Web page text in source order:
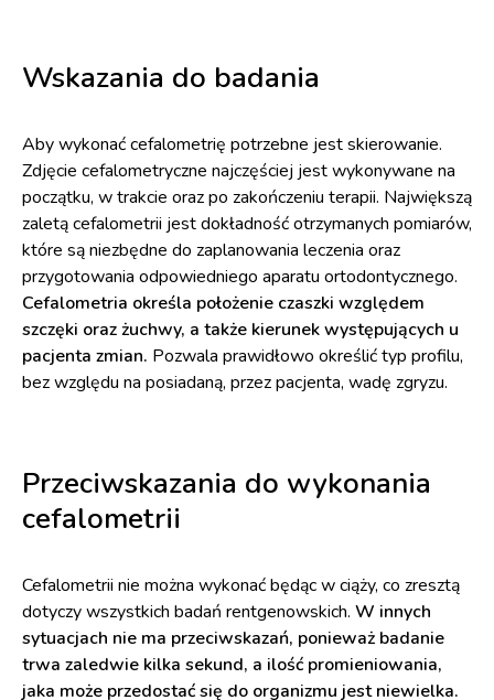
Wskazania do badania
Aby wykonać cefalometrię potrzebne jest skierowanie.
Zdjęcie cefalometryczne najczęściej jest wykonywane na
początku, w trakcie oraz po zakończeniu terapii. Największą
zaletą cefalometrii jest dokładność otrzymanych pomiarów,
które są niezbędne do zaplanowania leczenia oraz
przygotowania odpowiedniego aparatu ortodontycznego.
Cefalometria określa położenie czaszki względem
szczęki oraz żuchwy, a także kierunek występujących u
pacjenta zmian. Pozwala prawidłowo określić typ profilu,
bez względu na posiadaną, przez pacjenta, wadę zgryzu.
Przeciwskazania do wykonania
cefalometrii
Cefalometrii nie można wykonać będąc w ciąży, co zresztą
dotyczy wszystkich badań rentgenowskich. W innych
sytuacjach nie ma przeciwskazań, ponieważ badanie
trwa zaledwie kilka sekund, a ilość promieniowania,
jaka może przedostać się do organizmu jest niewielka.